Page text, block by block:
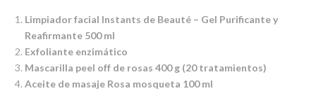
Limpiador facial Instants de Beauté – Gel Purificante y
Reafirmante 500 ml
Exfoliante enzimático
Mascarilla peel off de rosas 400 g (20 tratamientos)
Aceite de masaje Rosa mosqueta 100 ml